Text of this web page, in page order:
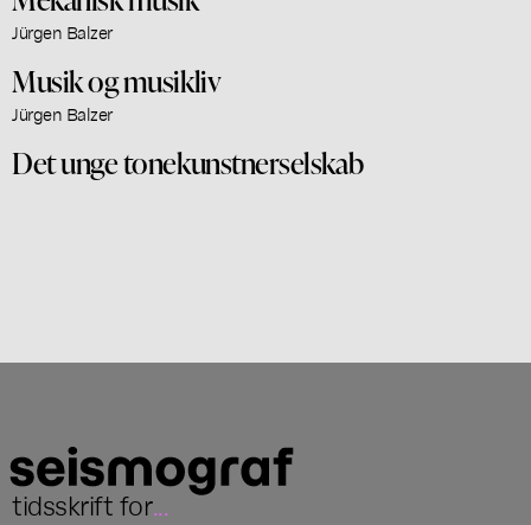
Jürgen Balzer
Musik og musikliv
Jürgen Balzer
Det unge tonekunstnerselskab
tidsskrift for...